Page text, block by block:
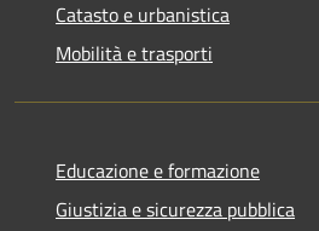
Catasto e urbanistica
Mobilità e trasporti
Educazione e formazione
Giustizia e sicurezza pubblica